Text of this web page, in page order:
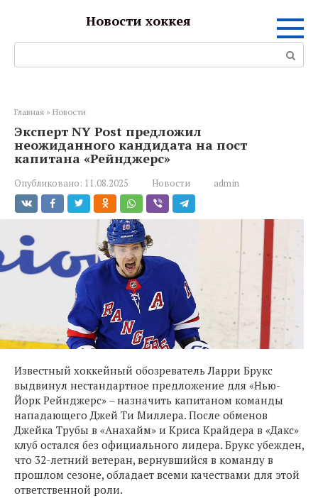
Новости хоккея
Поиск:
Главная » Новости
Эксперт NY Post предложил
неожиданного кандидата на пост
капитана «Рейнджерс»
Опубликовано: 11.08.2025 Новости admin
Известный хоккейный обозреватель Ларри Брукс
выдвинул нестандартное предложение для «Нью-
Йорк Рейнджерс» – назначить капитаном команды
нападающего Джей Ти Миллера. После обменов
Джейка Трубы в «Анахайм» и Криса Крайдера в «Дакс»
клуб остался без официального лидера. Брукс убежден,
что 32-летний ветеран, вернувшийся в команду в
прошлом сезоне, обладает всеми качествами для этой
ответственной роли.